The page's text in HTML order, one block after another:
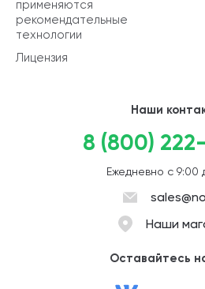
применяются
рекомендательные
технологии
Лицензия
Наши
8 (800)
Ежедневно с 9:00
Наши
Оставайтесь